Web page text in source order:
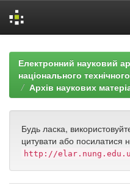
navigationЕлектронний науковий
національного
Архів наукових
Будь ласка,
цитувати або посилатися
http://